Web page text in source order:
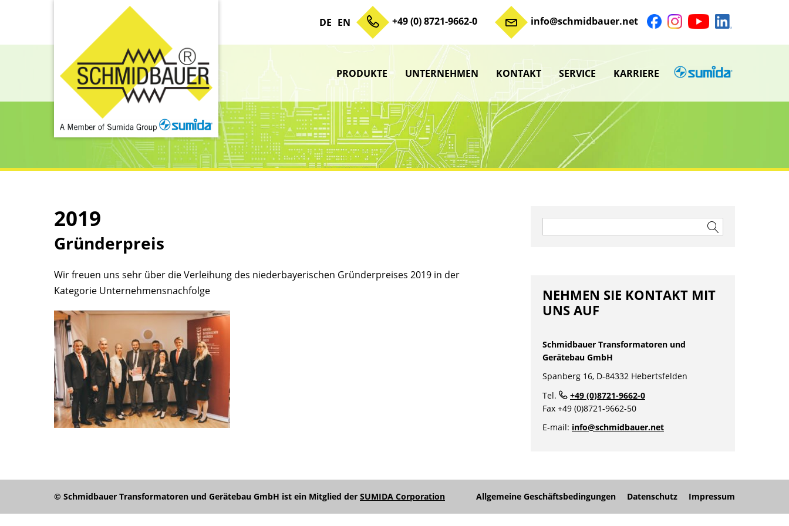
DE EN +49 (0) 8721-9662-0 info@schmidbauer.net
Zum Inhalt springen
PRODUKTE
Untermenü
anzeigen
Untermenü
anzeigen
Untermenü
anzeigen
UNTERNEHMEN KONTAKT SERVICE
Untermenü
KARRIERE SUMIDA
2019
Gründerpreis
Wir freuen uns sehr über die Verleihung des niederbayerischen Gründerpreises 2019 in der
Kategorie Unternehmensnachfolge
nach:
NEHMEN SIE KONTAKT MIT
UNS AUF
Schmidbauer Transformatoren und
Gerätebau GmbH
Spanberg 16, D-84332 Hebertsfelden
Tel.
+49 (0)8721-9662-0
Fax +49 (0)8721-9662-50
E-mail: info@schmidbauer.net
© Schmidbauer Transformatoren und Gerätebau GmbH ist ein Mitglied der SUMIDA Corporation Allgemeine Geschäftsbedingungen Datenschutz Impressum